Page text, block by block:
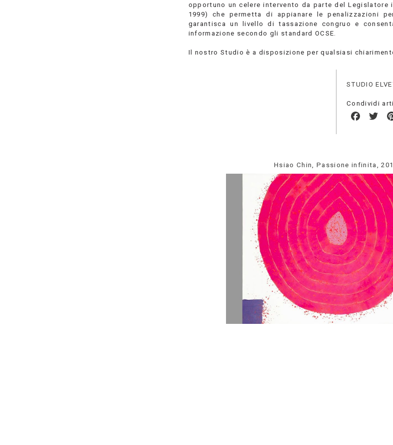
opportuno un celere intervento da parte del Legislatore
1999) che permetta di appianare le penalizzazioni
garantisca un livello di tassazione congruo e
informazione secondo gli standard OCSE.
Il nostro Studio è a disposizione per qualsiasi
STUDIO
Condividi
Hsiao Chin, Passione infinita,